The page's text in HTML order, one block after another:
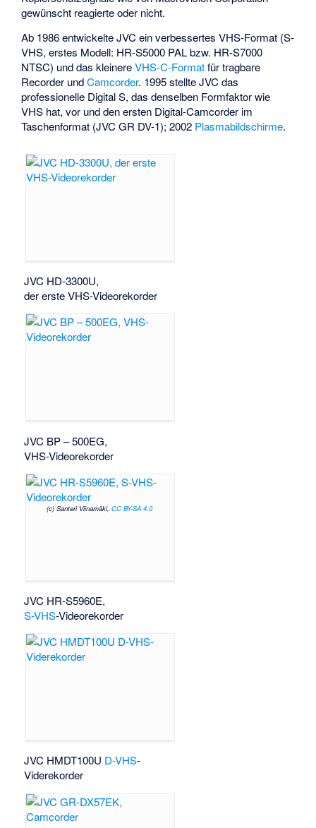
gewünscht reagierte oder nicht.
Ab 1986 entwickelte JVC ein verbessertes VHS-Format (S-
VHS, erstes Modell: HR-S5000 PAL bzw. HR-S7000
NTSC) und das kleinereVHS-C-Formatfür tragbare
Recorder undCamcorder. 1995 stellte JVC das
professionelle Digital S, das denselben Formfaktor wie
VHS hat, vor und den ersten Digital-Camcorder im
Taschenformat (JVC GR DV-1); 2002 Plasmabildschirme.
JVC HD-3300U,
der erste VHS-Videorekorder
JVC BP – 500EG,
VHS-Videorekorder
(c) Santeri Viinamäki, CC BY-SA 4.0
JVC HR-S5960E,
S-VHS-Videorekorder
JVC HMDT100U D-VHS-
Viderekorder